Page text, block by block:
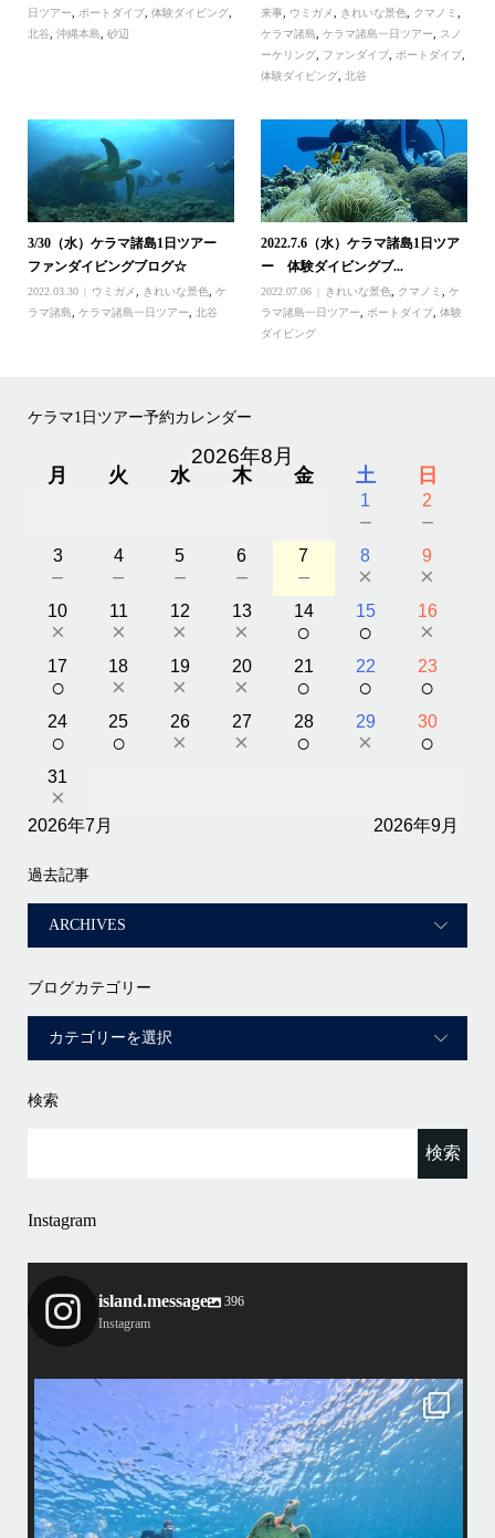
日ツアー ボートダイブ, 体験ダイビング,
北谷, 沖縄本島 砂辺
来事 ウミガメ きれいな景色 クマノミ
ケラマ諸島
,ケラマ諸島一日ツアー
スノ
ーケリング
ファンダイブ ボートダイブ
体験ダイビング ,北谷
3/30（水）ケラマ諸島1日ツアー
ファンダイビングブログ☆
2022.03.30 ウミガメ, きれいな景色, ケ
ラマ諸島, ケラマ諸島一日ツアー, 北谷
2022.7.6（水）ケラマ諸島1日ツア
ー 体験ダイビングブ...
2022.07.06 きれいな景色, クマノミ,ケ
ラマ諸島一日ツアー,ボートダイブ,体験
ダイビング
ケラマ1日ツアー予約カレンダー
2026年8月
月 火 水 木 金 土 日
1
－
2
－
3
－
4
－
5
－
6
－
7
－
8
×
9
×
10
×
11
×
12
×
13
×
14
○
15
○
16
×
17
○
18
×
19
×
20
×
21
○
22
○
23
○
24
○
25
○
26
×
27
×
28
○
29
×
30
○
31
×
2026年7月 2026年9月
過去記事
ブログカテゴリー
検索
Instagram
island.message
396
Instagram
island.message
はいさい！
アイランドメッセージです
•
最近投稿できてませんでしたが今シーズンも渡嘉敷島上陸ツアーとケラ
マ体験ダイビング&シュノーケル班に分かれて毎日海へ行っております
•
海が穏やかな日がずーっと続いていてボートダイビングには最高のコン